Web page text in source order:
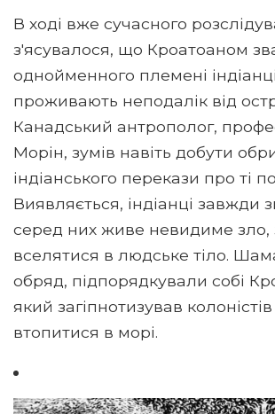
В ході вже сучасного
з'ясувалося, що Кроатоаном
однойменного племені
проживають неподалік від
Канадський антрополог,
Морін, зумів навіть добути
індіанського перекази про ті
Виявляється, індіанці завжди
серед них живе невидиме зло,
вселятися в людське тіло.
обряд, підпорядкували собі
який загіпнотизував колоністів
втопитися в морі.